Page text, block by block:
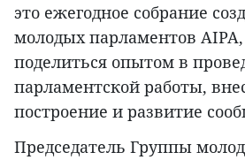
это ежегодное собрание
молодых парламентов AIPA,
поделиться опытом в
парламентской работы,
построение и развитие
Председатель Группы